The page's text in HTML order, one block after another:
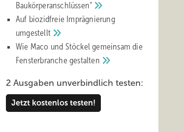
Baukörperanschlüssen“
Auf biozidfreie Imprägnierung
umgestellt
Wie Maco und Stöckel gemeinsam die
Fensterbranche gestalten
2 Ausgaben unverbindlich testen:
Jetzt kostenlos testen!